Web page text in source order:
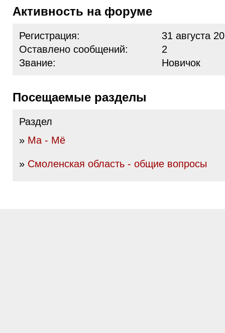
Активность на форуме
Регистрация:
31 августа
Оставлено сообщений:
2
Звание:
Новичок
Посещаемые разделы
Раздел
» Ма - Мё
» Смоленская область - общие вопросы